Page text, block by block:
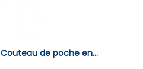
Couteau de poche en...